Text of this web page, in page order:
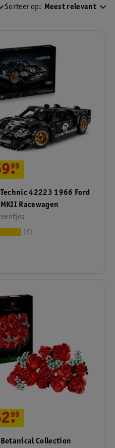
Sorteer op: Meest relevant
Technic 42223 1966 Ford
Racewagen
.
99
2
Botanical Collection
.
99